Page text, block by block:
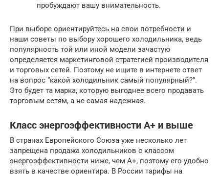
пробуждают вашу внимательность.
При выборе ориентируйтесь на свои потребности и
наши советы по выбору хорошего холодильника, ведь
популярность той или иной модели зачастую
определяется маркетинговой стратегией производителя
и торговых сетей. Поэтому не ищите в интернете ответ
на вопрос “какой холодильник самый популярный?”.
Это будет та марка, которую выгоднее всего продавать
торговым сетям, а не самая надежная.
Класс энергоэффективности A+ и выше
В странах Европейского Союза уже несколько лет
запрещена продажа холодильников с классом
энергоэффективности ниже, чем А+, поэтому его удобно
взять в качестве ориентира. В России тарифы на